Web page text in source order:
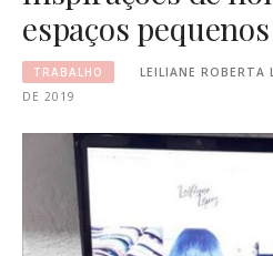
espaços pequenos
TRABALHO LEILIANE ROBERTA
DE 2019